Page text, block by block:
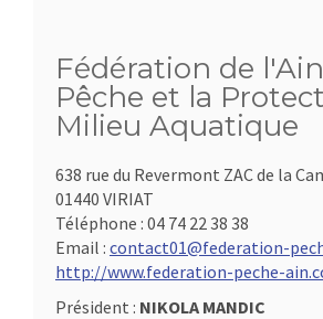
Fédération de
Pêche et la
Milieu Aquatique
638 rue du Revermont ZAC de la
01440 VIRIAT
Téléphone : 04 74 22 38 38
Email : contact01@federation-
http://www.federation-peche-
Président : NIKOLA MANDIC